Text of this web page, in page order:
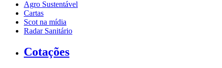
Agro Sustentável
Cartas
Scot na mídia
Radar Sanitário
Cotações